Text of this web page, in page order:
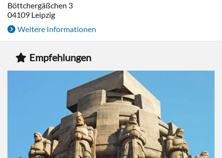
Böttchergäßchen 3
04109 Leipzig
Weitere Informationen
Empfehlungen